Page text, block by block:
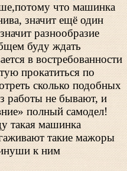
что машинка
значит ещё один
разнообразие
буду ждать
в востребованности
прокатиться по
сколько подобных
работы не бывают, и
полный самодел!
такая машинка
такие мажоры
к ним